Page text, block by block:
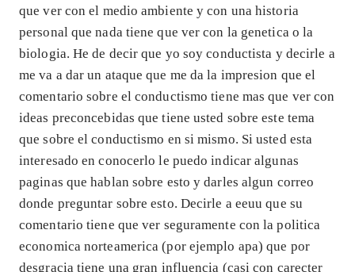
que ver con el medio ambiente y con una historia
personal que nada tiene que ver con la genetica o la
biologia. He de decir que yo soy conductista y decirle a
me va a dar un ataque que me da la impresion que el
comentario sobre el conductismo tiene mas que ver con
ideas preconcebidas que tiene usted sobre este tema
que sobre el conductismo en si mismo. Si usted esta
interesado en conocerlo le puedo indicar algunas
paginas que hablan sobre esto y darles algun correo
donde preguntar sobre esto. Decirle a eeuu que su
comentario tiene que ver seguramente con la politica
economica norteamerica (por ejemplo apa) que por
desgracia tiene una gran influencia (casi con carecter